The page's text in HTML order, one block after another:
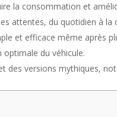
la consommation et
attentes, du quotidien à la
et efficace même après
du véhicule.
des versions mythiques,